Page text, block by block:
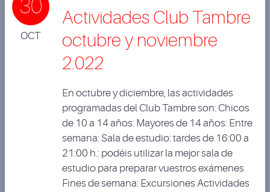
30
OCT
Actividades Club Tambre
octubre y noviembre
2.022
En octubre y diciembre, las actividades
programadas del Club Tambre son: Chicos
de 10 a 14 años: Mayores de 14 años: Entre
semana: Sala de estudio: tardes de 16:00 a
21:00 h.: podéis utilizar la mejor sala de
estudio para preparar vuestros exámenes
Fines de semana: Excursiones Actividades